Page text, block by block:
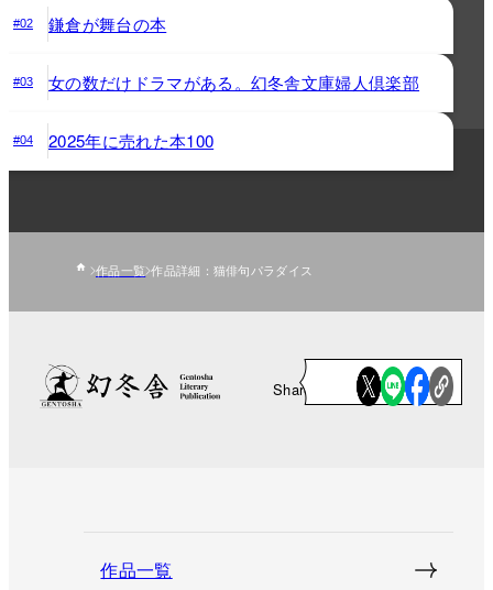
#02 鎌倉が舞台の本
#03 女の数だけドラマがある。幻冬舎文庫婦人倶楽部
#04 2025年に売れた本100
作品一覧 作品詳細：猫俳句パラダイス
Share
作品一覧